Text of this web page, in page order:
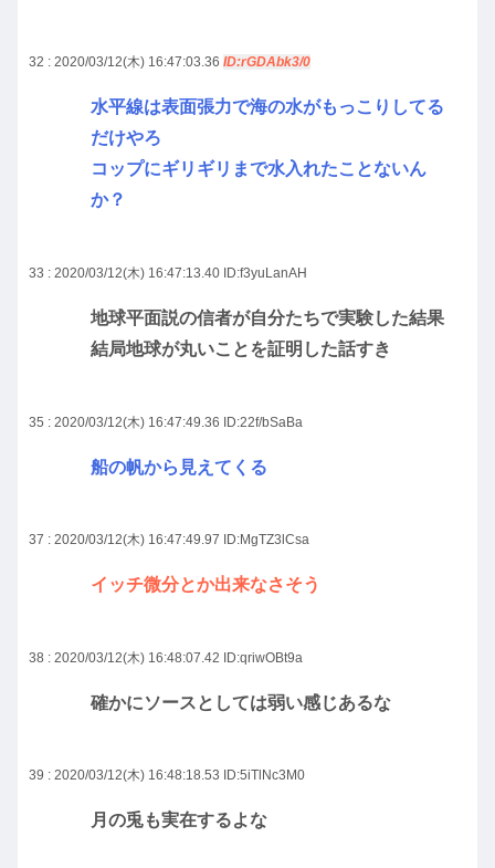
32 : 2020/03/12(木) 16:47:03.36 ID:rGDAbk3/0
水平線は表面張力で海の水がもっこりしてる
だけやろ
コップにギリギリまで水入れたことないん
か？
33 : 2020/03/12(木) 16:47:13.40 ID:f3yuLanAH
地球平面説の信者が自分たちで実験した結果
結局地球が丸いことを証明した話すき
35 : 2020/03/12(木) 16:47:49.36 ID:22f/bSaBa
船の帆から見えてくる
37 : 2020/03/12(木) 16:47:49.97 ID:MgTZ3lCsa
イッチ微分とか出来なさそう
38 : 2020/03/12(木) 16:48:07.42 ID:qriwOBt9a
確かにソースとしては弱い感じあるな
39 : 2020/03/12(木) 16:48:18.53 ID:5iTlNc3M0
月の兎も実在するよな